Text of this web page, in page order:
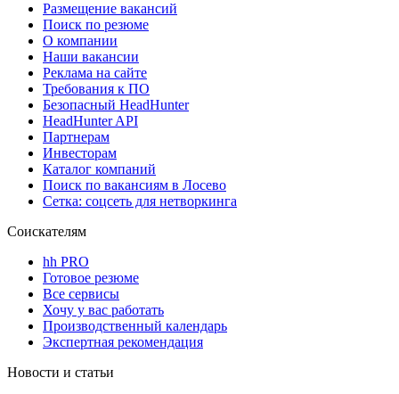
Размещение вакансий
Поиск по резюме
О компании
Наши вакансии
Реклама на сайте
Требования к ПО
Безопасный HeadHunter
HeadHunter API
Партнерам
Инвесторам
Каталог компаний
Поиск по вакансиям в Лосево
Сетка: соцсеть для нетворкинга
Соискателям
hh PRO
Готовое резюме
Все сервисы
Хочу у вас работать
Производственный календарь
Экспертная рекомендация
Новости и статьи